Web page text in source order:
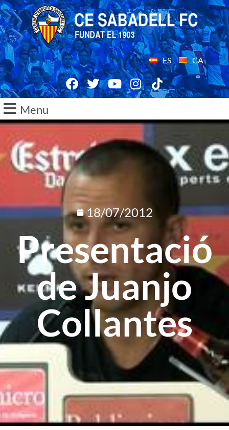
ES CA
Menu
18/07/2012
Presentació
de Juanjo
Collantes